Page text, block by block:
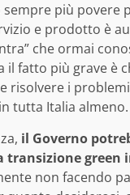
sempre più povere
e prodotto è
che ormai
il fatto più grave è
risolvere i
tutta Italia almeno.
il Governo
transizione green
non facendo